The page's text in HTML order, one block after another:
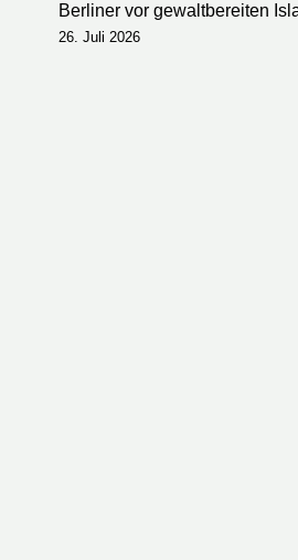
Berliner vor gewaltbereiten
26. Juli 2026